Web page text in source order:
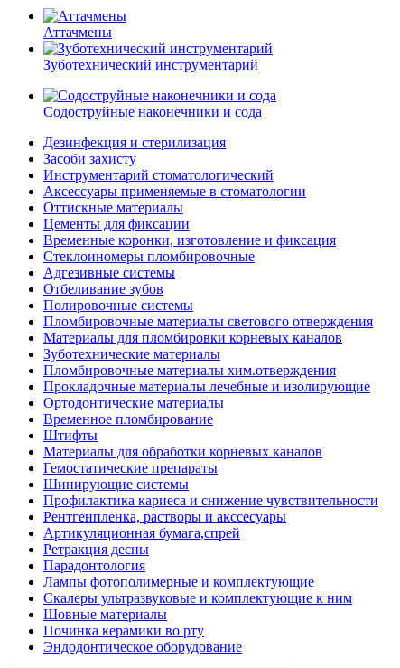
Аттачмены
Зуботехнический инструментарий
Содоструйные наконечники и сода
Дезинфекция и стерилизация
Засоби захисту
Инструментарий стоматологический
Аксессуары применяемые в стоматологии
Оттискные материалы
Цементы для фиксации
Временные коронки, изготовление и фиксация
Стеклоиномеры пломбировочные
Адгезивные системы
Отбеливание зубов
Полировочные системы
Пломбировочные материалы светового отверждения
Материалы для пломбировки корневых каналов
Зуботехнические материалы
Пломбировочные материалы хим.отверждения
Прокладочные материалы лечебные и изолирующие
Ортодонтические материалы
Временное пломбирование
Штифты
Материалы для обработки корневых каналов
Гемостатические препараты
Шинирующие системы
Профилактика кариеса и снижение чувствительности
Рентгенпленка, растворы и акссесуары
Артикуляционная бумага,спрей
Ретракция десны
Парадонтология
Лампы фотополимерные и комплектующие
Скалеры ультразвуковые и комплектующие к ним
Шовные материалы
Починка керамики во рту
Эндодонтическое оборудование